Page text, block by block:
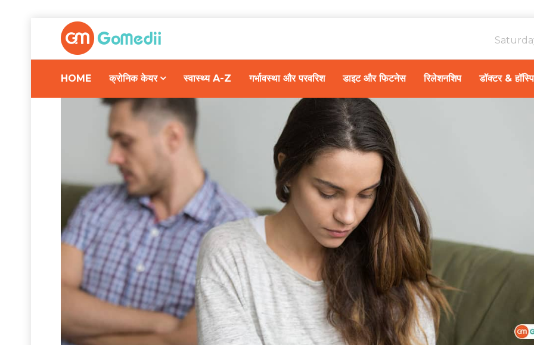
HOME क्रोनिक केयर स्वास्थ्य A-Z गर्भावस्था और परवरिश डाइट और फिटनेस रिलेशनशिप डॉक्टर &